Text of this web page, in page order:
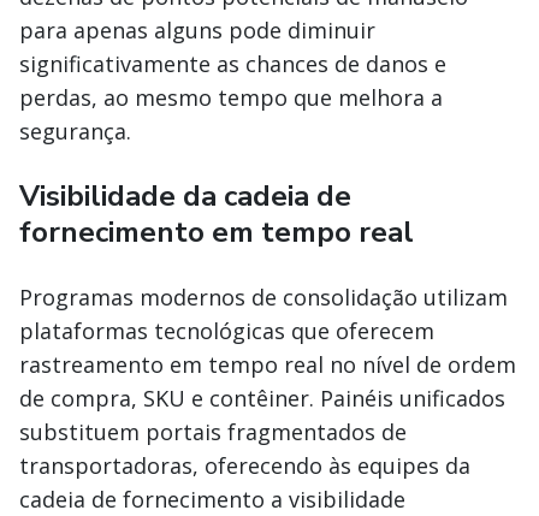
para apenas alguns pode diminuir
significativamente as chances de danos e
perdas, ao mesmo tempo que melhora a
segurança.
Visibilidade da cadeia de
fornecimento em tempo real
Programas modernos de consolidação utilizam
plataformas tecnológicas que oferecem
rastreamento em tempo real no nível de ordem
de compra, SKU e contêiner. Painéis unificados
substituem portais fragmentados de
transportadoras, oferecendo às equipes da
cadeia de fornecimento a visibilidade